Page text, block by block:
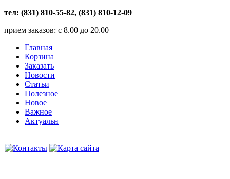
тел: (831) 810-55-82, (831) 810-12-09
прием заказов: с 8.00 до 20.00
Главная
Корзина
Заказать
Новости
Статьи
Полезное
Новое
Важное
Актуальн